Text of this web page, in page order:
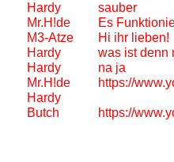
Hardy
sauber
Mr.H!de
Es
M3-Atze
Hi ihr lieben!
Hardy
was ist denn
Hardy
na ja
Mr.H!de
https://
Hardy
Butch
https://